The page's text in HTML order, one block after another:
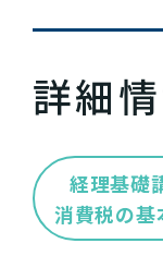
詳細
経理基礎
消費税の基